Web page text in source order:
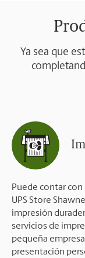
Ya sea que
Puede contar
UPS Store
impresión
servicios de
pequeña
presentación